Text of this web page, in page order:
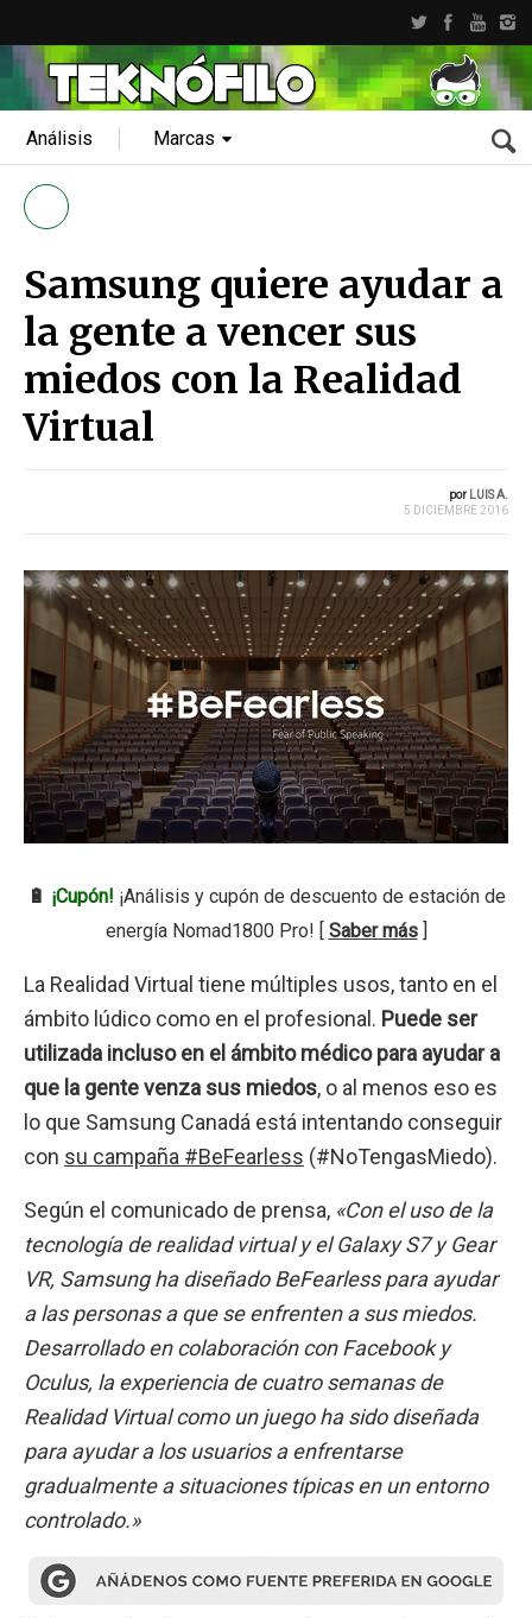
Análisis Marcas
Samsung quiere ayudar a
la gente a vencer sus
miedos con la Realidad
Virtual
por LUIS A.
5 DICIEMBRE 2016
🔋 ¡Cupón! ¡Análisis y cupón de descuento de estación de
energía Nomad1800 Pro! [ Saber más]
La Realidad Virtual tiene múltiples usos, tanto en el
ámbito lúdico como en el profesional. Puede ser
utilizada incluso en el ámbito médico para ayudar a
que la gente venza sus miedos, o al menos eso es
lo que Samsung Canadá está intentando conseguir
con su campaña #BeFearless (#NoTengasMiedo).
Según el comunicado de prensa, «Con el uso de la
tecnología de realidad virtual y el Galaxy S7 y Gear
VR, Samsung ha diseñado BeFearless para ayudar
a las personas a que se enfrenten a sus miedos.
Desarrollado en colaboración con Facebook y
Oculus, la experiencia de cuatro semanas de
Realidad Virtual como un juego ha sido diseñada
para ayudar a los usuarios a enfrentarse
gradualmente a situaciones típicas en un entorno
controlado.»